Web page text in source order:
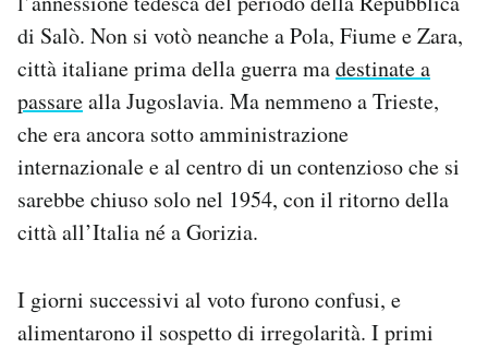
di Salò. Non si votò neanche a Pola, Fiume e Zara,
città italiane prima della guerra madestinate a
passarealla Jugoslavia. Ma nemmeno a Trieste,
che era ancora sotto amministrazione
internazionale e al centro di un contenzioso che si
sarebbe chiuso solo nel 1954, con il ritorno della
città all’Italia né a Gorizia.
I giorni successivi al voto furono confusi, e
alimentarono il sospetto di irregolarità. I primi